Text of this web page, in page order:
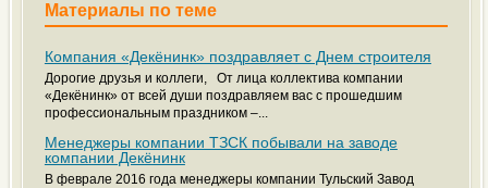
Материалы по теме
Компания «Декёнинк» поздравляет с Днем строителя
Дорогие друзья и коллеги, От лица коллектива компании
«Декёнинк» от всей души поздравляем вас с прошедшим
профессиональным праздником –...
Менеджеры компании ТЗСК побывали на заводе
компании Декёнинк
В феврале 2016 года менеджеры компании Тульский Завод